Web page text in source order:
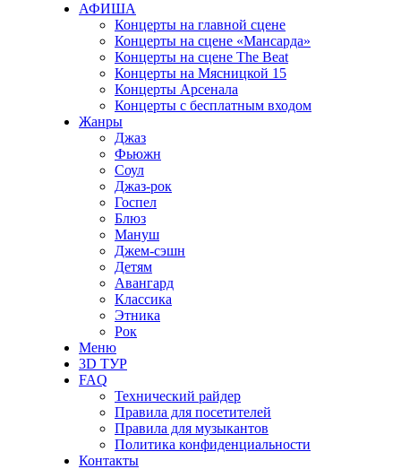
АФИША
Концерты на главной сцене
Концерты на сцене «Мансарда»
Концерты на сцене The Beat
Концерты на Мясницкой 15
Концерты Арсенала
Концерты с бесплатным входом
Жанры
Джаз
Фьюжн
Соул
Джаз-рок
Госпел
Блюз
Мануш
Джем-сэшн
Детям
Авангард
Классика
Этника
Рок
Меню
3D ТУР
FAQ
Технический райдер
Правила для посетителей
Правила для музыкантов
Политика конфиденциальности
Контакты